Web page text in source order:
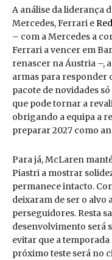
A análise da liderança
Mercedes, Ferrari e
– com a Mercedes a
Ferrari a vencer em
renascer na Áustria –,
armas para responder
pacote de novidades
que pode tornar a
obrigando a equipa a
preparar 2027 como
Para já, McLaren
Piastri a mostrar
permanece intacto.
deixaram de ser o alvo
perseguidores. Resta
desenvolvimento será
evitar que a
próximo teste será no